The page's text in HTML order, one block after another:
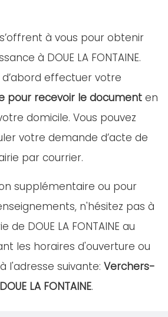
à vous pour obtenir
à DOUE LA FONTAINE.
effectuer votre
pour recevoir le document en
domicile. Vous pouvez
votre demande d’acte de
par courrier.
supplémentaire ou pour
n'hésitez pas à
DOUE LA FONTAINE au
les horaires d'ouverture ou
l'adresse suivante: Verchers-
LA FONTAINE.